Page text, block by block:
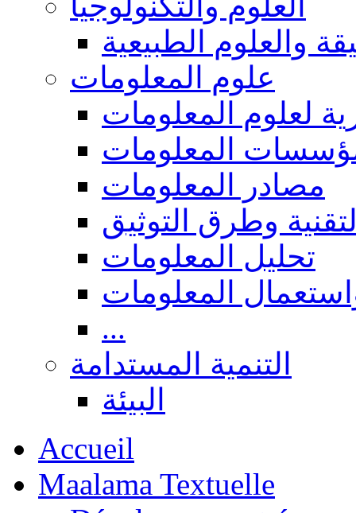
والعلوم الطبيعية
علوم المعلومات
لعلوم المعلومات
المعلومات
مصادر المعلومات
وطرق التوثيق
تحليل المعلومات
المعلومات
...
التنمية المستدامة
البيئة
Accueil
Maalama Textuelle